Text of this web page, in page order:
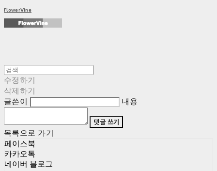
FlowerVine
수정하기
삭제하기
글쓴이
내용
댓글 쓰기
목록으로 가기
페이스북
카카오톡
네이버 블로그